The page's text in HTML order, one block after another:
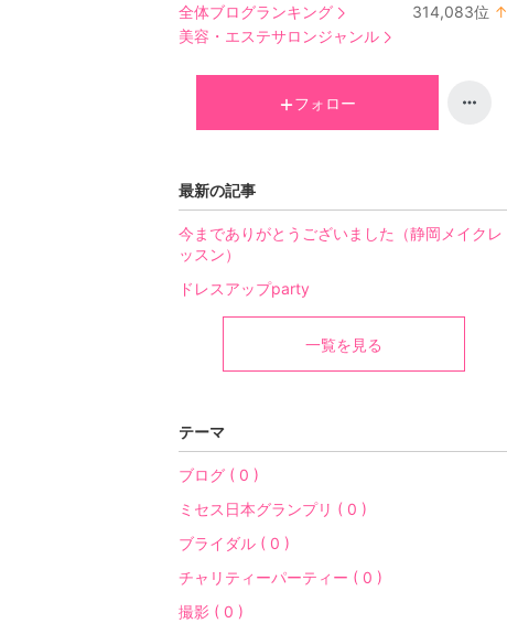
全体ブログランキング 314,083位 ↑
美容・エステサロンジャンル
フォロー
最新の記事
今までありがとうございました（静岡メイクレ
ッスン）
ドレスアップparty
一覧を見る
テーマ
ブログ ( 0 )
ミセス日本グランプリ ( 0 )
ブライダル ( 0 )
チャリティーパーティー ( 0 )
撮影 ( 0 )